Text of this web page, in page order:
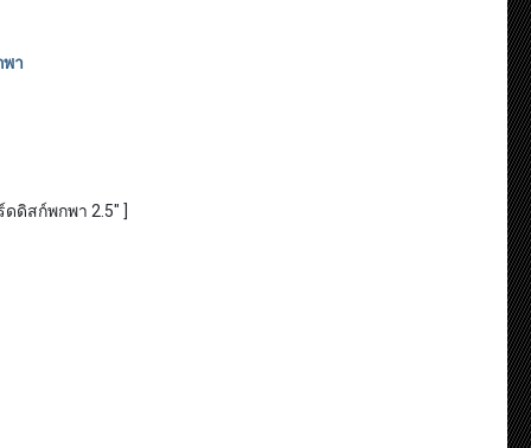
า
ดดิสก์พกพา 2.5" ]